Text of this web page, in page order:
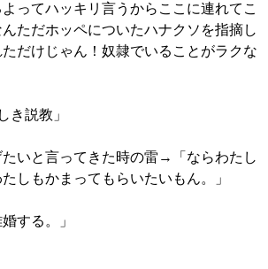
ってハッキリ言うからここに連れてこ
ただホッペについたハナクソを指摘し
だけじゃん！奴隷でいることがラクな
説教」
いと言ってきた時の雷→「ならわたし
しもかまってもらいたいもん。」
する。」